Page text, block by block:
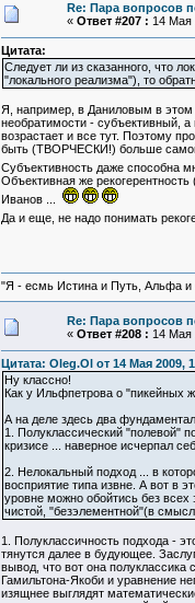
Re: Пара вопросов
« Ответ #207 : 14 Мая
Цитата:
Следует ли из сказанного, что
"локального реализма"), то
Я, например, в Даниловым в этом
необратимости - субъективный,
возрастает и все тут. Поэтому
быть (ТВОРЧЕСКИ!) больше самой
Субъективность даже способна
Объективная же
Иванов ...
Да и еще, не надо понимать
"Я - есмь Истина и Путь, Альфа и
Re: Пара вопросов
« Ответ #208 : 14 Мая
Цитата: Oleg.Ol от 14 Мая 2009,
Ну классно!
Как у Ильфпетрова о "пикейных
А на деле здесь два
1. Полуклассический "полевой"
кризисе ... наверное исчерпал
2. Нелокальный подход ... в
восприятие типа извне. А вот в
уровне можно обойтись без всех
чистой, "безэлементной"(в
1. Полуклассичность подхода -
тянутся далее в будующее.
вывод, что вот она полуклассика
Гамильтона-Якоби и уравнение
изящнее выглядят